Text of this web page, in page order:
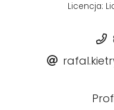
Licencja: